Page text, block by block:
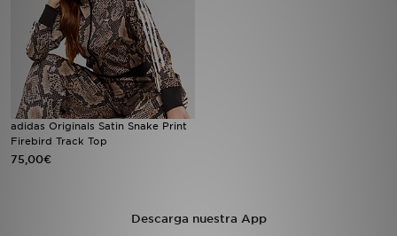
adidas Originals Satin Snake Print
Firebird Track Top
75,00€
Descarga nuestra App
JD Fútbol
Ofertas
TARJETA REGALO
MI JD